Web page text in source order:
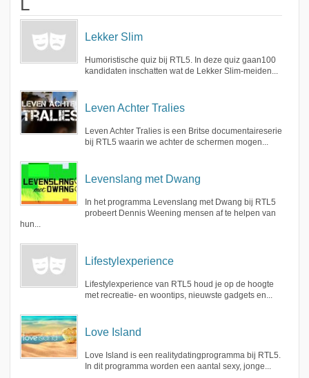
Lekker Slim
Humoristische quiz bij RTL5. In deze quiz gaan100
kandidaten inschatten wat de Lekker Slim-meiden...
Leven Achter Tralies
Leven Achter Tralies is een Britse documentaireserie
bij RTL5 waarin we achter de schermen mogen...
Levenslang met Dwang
In het programma Levenslang met Dwang bij RTL5
probeert Dennis Weening mensen af te helpen van
hun...
Lifestylexperience
Lifestylexperience van RTL5 houd je op de hoogte
met recreatie- en woontips, nieuwste gadgets en...
Love Island
Love Island is een realitydatingprogramma bij RTL5.
In dit programma worden een aantal sexy, jonge...